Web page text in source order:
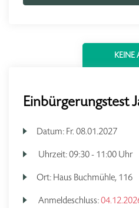
Einbürgerungstest
Datum: Fr. 08.01.2027
Uhrzeit:09:30 - 11:00 Uhr
Ort: Haus Buchmühle, 116
Anmeldeschluss: